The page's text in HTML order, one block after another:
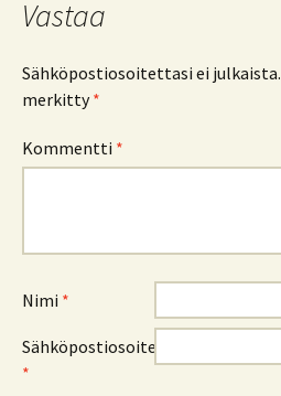
Vastaa
Sähköpostiosoitettasi ei julkaista.
merkitty*
Kommentti *
Nimi *
Sähköpostiosoite
*